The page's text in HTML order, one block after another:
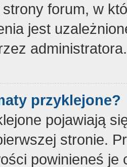
forum, w
jest
administratora.
przyklejone?
pojawiają
stronie.
powinieneś je